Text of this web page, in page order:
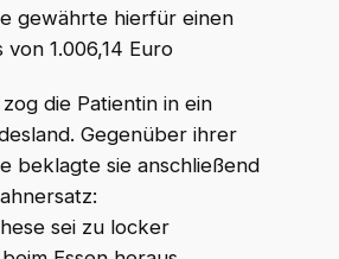
gewährte hierfür einen
von 1.006,14 Euro
die Patientin in ein
Gegenüber ihrer
beklagte sie anschließend
sei zu locker